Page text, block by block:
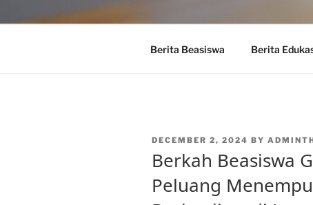
Berita Beasiswa Berita
POSTED
DECEMBER 2, 2024 BY
Berkah Beasiswa
Peluang